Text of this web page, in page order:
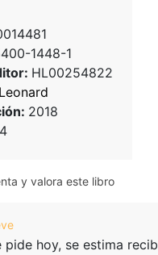
1448-1
HL00254822
2018
y valora este libro
pide hoy, se estima